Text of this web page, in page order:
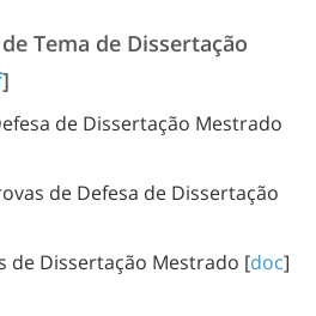
Tema de Dissertação
]
de Dissertação Mestrado
de Defesa de Dissertação
de Dissertação Mestrado [doc]